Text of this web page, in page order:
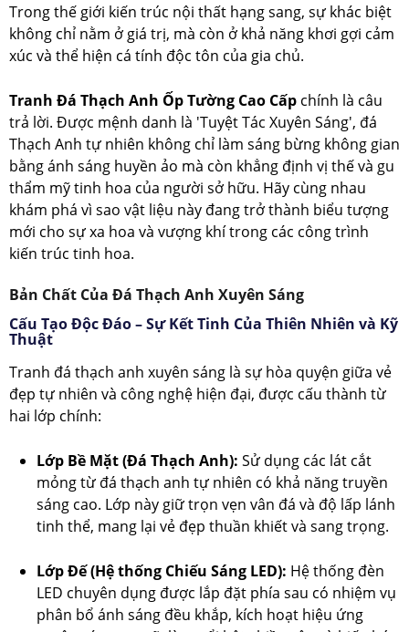
Trong thế giới kiến trúc nội thất hạng sang, sự khác biệt
không chỉ nằm ở giá trị, mà còn ở khả năng khơi gợi cảm
xúc và thể hiện cá tính độc tôn của gia chủ.
Tranh Đá Thạch Anh Ốp Tường Cao Cấp chính là câu
trả lời. Được mệnh danh là 'Tuyệt Tác Xuyên Sáng', đá
Thạch Anh tự nhiên không chỉ làm sáng bừng không gian
bằng ánh sáng huyền ảo mà còn khẳng định vị thế và gu
thẩm mỹ tinh hoa của người sở hữu. Hãy cùng nhau
khám phá vì sao vật liệu này đang trở thành biểu tượng
mới cho sự xa hoa và vượng khí trong các công trình
kiến trúc tinh hoa.
Bản Chất Của Đá Thạch Anh Xuyên Sáng
Cấu Tạo Độc Đáo – Sự Kết Tinh Của Thiên Nhiên và Kỹ
Thuật
Tranh đá thạch anh xuyên sáng là sự hòa quyện giữa vẻ
đẹp tự nhiên và công nghệ hiện đại, được cấu thành từ
hai lớp chính:
Lớp Bề Mặt (Đá Thạch Anh): Sử dụng các lát cắt
mỏng từ đá thạch anh tự nhiên có khả năng truyền
sáng cao. Lớp này giữ trọn vẹn vân đá và độ lấp lánh
tinh thể, mang lại vẻ đẹp thuần khiết và sang trọng.
Lớp Đế (Hệ thống Chiếu Sáng LED): Hệ thống đèn
LED chuyên dụng được lắp đặt phía sau có nhiệm vụ
phân bổ ánh sáng đều khắp, kích hoạt hiệu ứng